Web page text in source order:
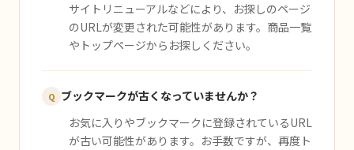
サイトリニューアルなどにより、お探しのページ
のURLが変更された可能性があります。商品一覧
やトップページからお探しください。
Q ブックマークが古くなっていませんか？
お気に入りやブックマークに登録されているURL
が古い可能性があります。お手数ですが、再度ト